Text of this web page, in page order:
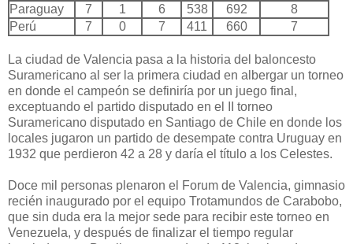
Paraguay
7 1 6 538 692
8
Perú
7 0 7 411 660 7
La ciudad de Valencia pasa a la historia del baloncesto
Suramericano al ser la primera ciudad en albergar un torneo
en donde el campeón se definiría por un juego final,
exceptuando el partido disputado en el II torneo
Suramericano disputado en Santiago de Chile en donde los
locales jugaron un partido de desempate contra Uruguay en
1932 que perdieron 42 a 28 y daría el título a los Celestes.
Doce mil personas plenaron el Forum de Valencia, gimnasio
recién inaugurado por el equipo Trotamundos de Carabobo,
que sin duda era la mejor sede para recibir este torneo en
Venezuela, y después de finalizar el tiempo regular